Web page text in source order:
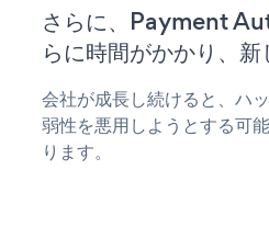
さらに、Payment
らに時間がかかり、
会社が成長し続けると、ハ
弱性を悪用しようとする可
ります。